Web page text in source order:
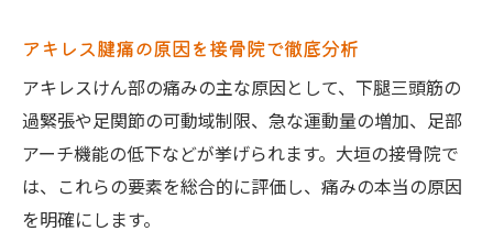
アキレス腱痛の原因を接骨院で徹底分析
アキレスけん部の痛みの主な原因として、下腿三頭筋の
過緊張や足関節の可動域制限、急な運動量の増加、足部
アーチ機能の低下などが挙げられます。大垣の接骨院で
は、これらの要素を総合的に評価し、痛みの本当の原因
を明確にします。